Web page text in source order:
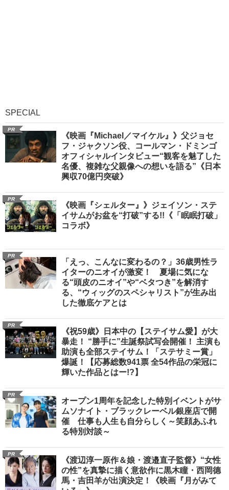
SPECIAL
PR
《映画『Michael／マイケル』》父ジョセ
フ・ジャクソン役、コールマン・ドミンゴ
オフィシャルインタビュー“観客を魅了した
名優、複雑な父親像への想いを語る”《日本
興収70億円突破》
PR
《映画『シェルター』》ジェイソン・ステ
イサムがお盆を“打破”する!!《「眠眠打破」
コラボ》
PR
「えっ、こんなに変わるの？」36歳男性ラ
イターのニオイが激変！ 夏場に気にな
る“頭皮のニオイ”や“ベタつき”を解消す
る、“ウィッグのスペシャリスト”が生み出
した徹底ケアとは
PR
《祝59歳》日本中の【ステイサム愛】が大
暴走！ “勝手に”生誕祭試写会開催！ 主演も
助演も全部ステイサム！「ステサミー賞」
爆誕！【応募総数941票 全54作品の栄冠に
輝いた作品とはー!?】
PR
オープン1周年を記念した特別イベントがサ
ムソナイト・ブラックレーベル銀座店で開
催 仕事も人生も自分らしく～笑顔あふれ
る特別対談～
PR
《渡辺淳一原作＆娘・渡邉直子監督》“女性
の性”を真摯に描く意欲作に黒木瞳・西岡德
馬・吉田羊が出演決定！《映画『月がみて